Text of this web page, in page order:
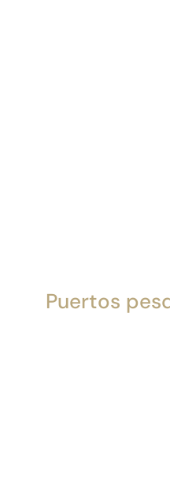
Puertos